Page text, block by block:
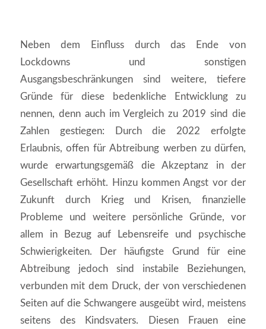
Neben dem Einfluss durch das Ende von
Lockdowns und sonstigen
Ausgangsbeschränkungen sind weitere, tiefere
Gründe für diese bedenkliche Entwicklung zu
nennen, denn auch im Vergleich zu 2019 sind die
Zahlen gestiegen: Durch die 2022 erfolgte
Erlaubnis, offen für Abtreibung werben zu dürfen,
wurde erwartungsgemäß die Akzeptanz in der
Gesellschaft erhöht. Hinzu kommen Angst vor der
Zukunft durch Krieg und Krisen, finanzielle
Probleme und weitere persönliche Gründe, vor
allem in Bezug auf Lebensreife und psychische
Schwierigkeiten. Der häufigste Grund für eine
Abtreibung jedoch sind instabile Beziehungen,
verbunden mit dem Druck, der von verschiedenen
Seiten auf die Schwangere ausgeübt wird, meistens
seitens des Kindsvaters. Diesen Frauen eine